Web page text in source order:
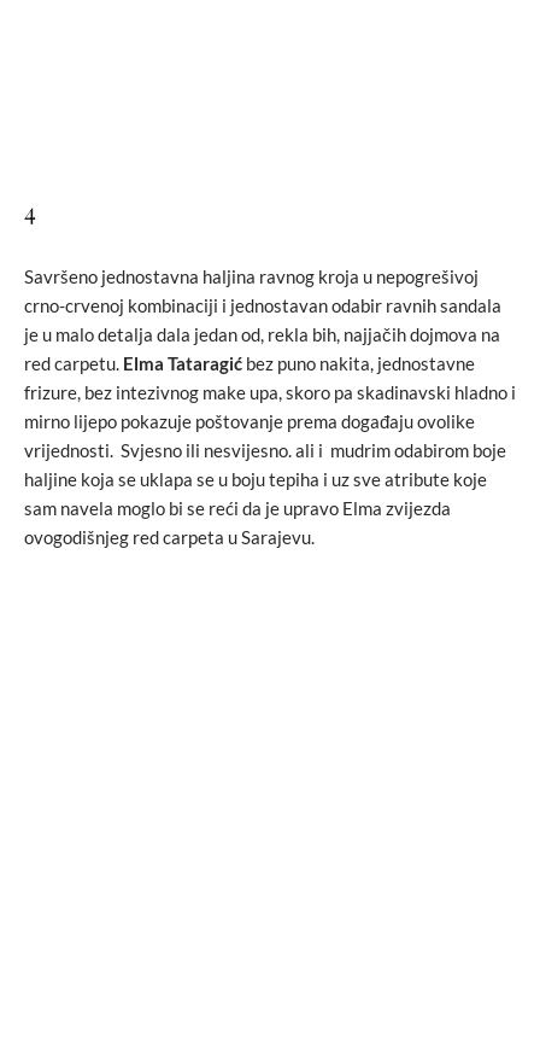
4
Savršeno jednostavna haljina ravnog kroja u nepogrešivoj
crno-crvenoj kombinaciji i jednostavan odabir ravnih sandala
je u malo detalja dala jedan od, rekla bih, najjačih dojmova na
red carpetu. Elma Tataragić bez puno nakita, jednostavne
frizure, bez intezivnog make upa, skoro pa skadinavski hladno i
mirno lijepo pokazuje poštovanje prema događaju ovolike
vrijednosti. Svjesno ili nesvijesno. ali i mudrim odabirom boje
haljine koja se uklapa se u boju tepiha i uz sve atribute koje
sam navela moglo bi se reći da je upravo Elma zvijezda
ovogodišnjeg red carpeta u Sarajevu.